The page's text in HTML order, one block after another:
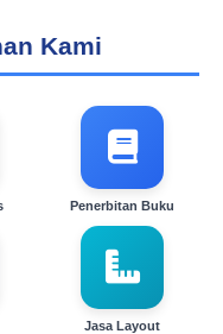
Kami
Penerbitan Buku
Jasa Layout